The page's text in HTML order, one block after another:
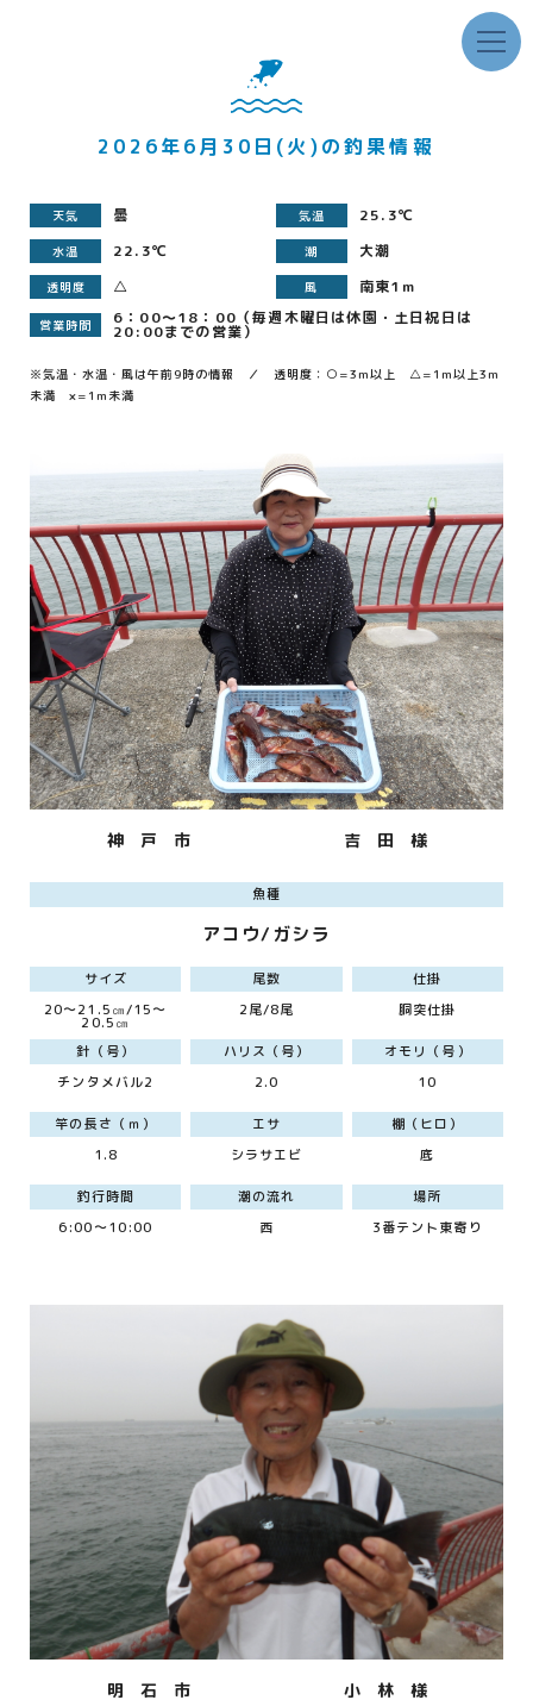
2026年6月30日(火)の釣果情報
天気 曇 気温 25.3℃
水温 22.3℃ 潮 大潮
透明度 △ 風 南東1m
営業時間 6：00～18：00（毎週木曜日は休園・土日祝日は
20:00までの営業）
※気温・水温・風は午前9時の情報 ／ 透明度：○=3m以上 △=1m以上3m
未満 ×=1m未満
神 戸 市 吉 田 様
魚種
アコウ/ガシラ
サイズ
20～21.5㎝/15～
20.5㎝
尾数
2尾/8尾
仕掛
胴突仕掛
針（号）
チンタメバル2
ハリス（号）
2.0
オモリ（号）
10
竿の長さ（ｍ）
1.8
エサ
シラサエビ
棚（ヒロ）
底
釣行時間
6:00～10:00
潮の流れ
西
場所
3番テント東寄り
明 石 市 小 林 様